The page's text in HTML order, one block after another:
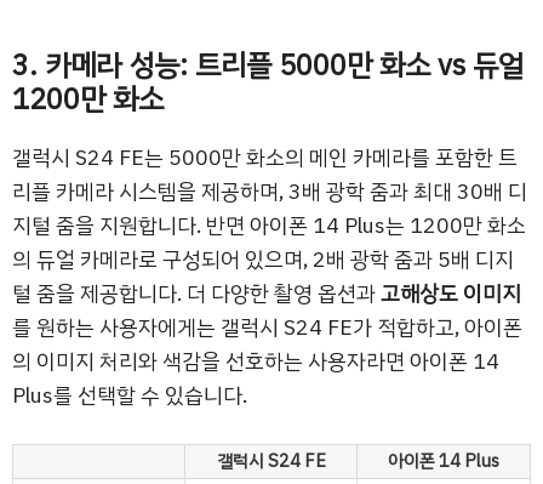
3. 카메라 성능: 트리플 5000만 화소 vs 듀얼
1200만 화소
갤럭시 S24 FE는 5000만 화소의 메인 카메라를 포함한 트
리플 카메라 시스템을 제공하며, 3배 광학 줌과 최대 30배 디
지털 줌을 지원합니다. 반면 아이폰 14 Plus는 1200만 화소
의 듀얼 카메라로 구성되어 있으며, 2배 광학 줌과 5배 디지
털 줌을 제공합니다. 더 다양한 촬영 옵션과고해상도 이미지
를 원하는 사용자에게는 갤럭시 S24 FE가 적합하고, 아이폰
의 이미지 처리와 색감을 선호하는 사용자라면 아이폰 14
Plus를 선택할 수 있습니다.
갤럭시 S24 FE 아이폰 14 Plus